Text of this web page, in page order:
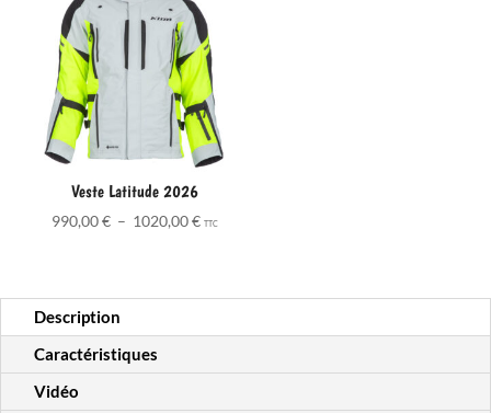
Veste Latitude 2026
990,00€ – 1020,00€Plage
1020,00 €
TTC
Description
Caractéristiques
Vidéo